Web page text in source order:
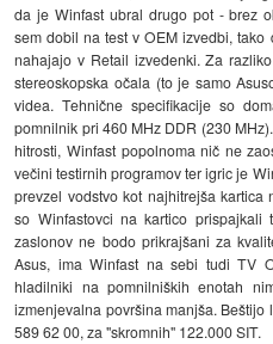
da je Winfast ubral drugo pot - brez
sem dobil na test v OEM izvedbi,
nahajajo v Retail izvedenki. Za
stereoskopska očala (to je samo
videa. Tehnične specifikacije so
pomnilnik pri 460 MHz DDR (230
hitrosti, Winfast popolnoma nič ne
večini testirnih programov ter igric je
prevzel vodstvo kot najhitrejša
so Winfastovci na kartico
zaslonov ne bodo prikrajšani za
Asus, ima Winfast na sebi tudi TV
hladilniki na pomnilniških enotah
izmenjevalna površina manjša. Beštijo
589 62 00, za "skromnih" 122.000 SIT.